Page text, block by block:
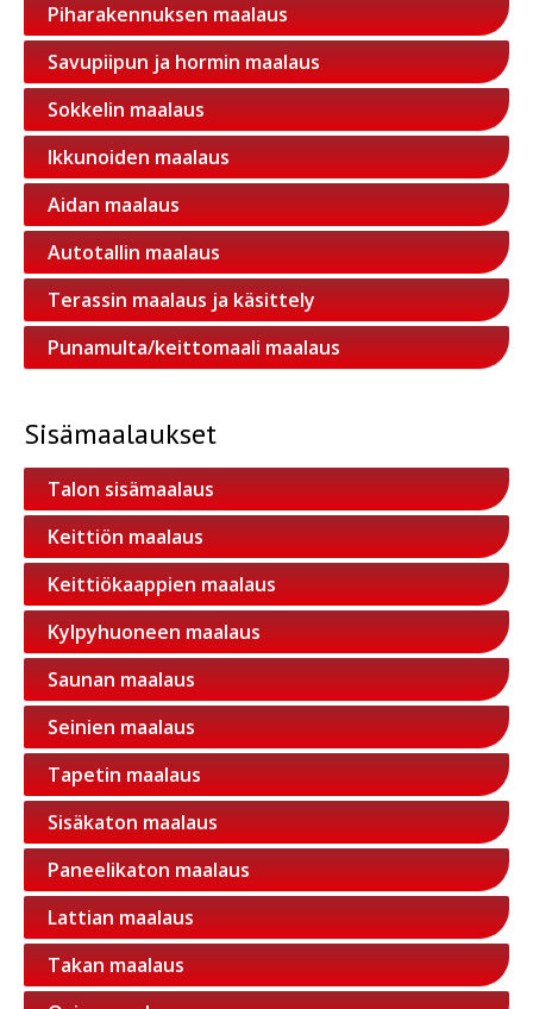
Piharakennuksen maalaus
Savupiipun ja hormin maalaus
Sokkelin maalaus
Ikkunoiden maalaus
Aidan maalaus
Autotallin maalaus
Terassin maalaus ja käsittely
Punamulta/keittomaali maalaus
Sisämaalaukset
Talon sisämaalaus
Keittiön maalaus
Keittiökaappien maalaus
Kylpyhuoneen maalaus
Saunan maalaus
Seinien maalaus
Tapetin maalaus
Sisäkaton maalaus
Paneelikaton maalaus
Lattian maalaus
Takan maalaus